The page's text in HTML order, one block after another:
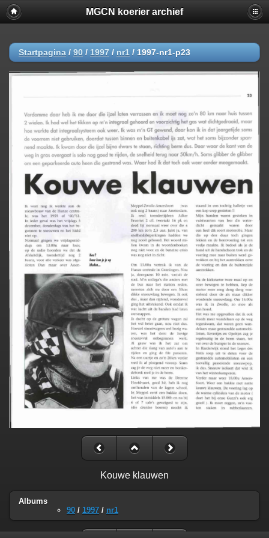
MGCN koerier archief
Startpagina / 90 / 1997 / nr1 / 1997-nr1-p23
Kouwe klauwen
Albums
90 / 1997 / nr1